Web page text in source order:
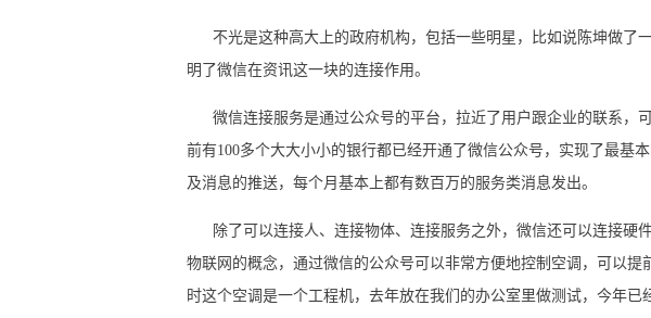
不光是这种高大上的政府机构，包括一些明星，比如说陈坤做了
明了微信在资讯这一块的连接作用。
微信连接服务是通过公众号的平台，拉近了用户跟企业的联系，
前有100多个大大小小的银行都已经开通了微信公众号，实现了最基
及消息的推送，每个月基本上都有数百万的服务类消息发出。
除了可以连接人、连接物体、连接服务之外，微信还可以连接硬
物联网的概念，通过微信的公众号可以非常方便地控制空调，可以提
时这个空调是一个工程机，去年放在我们的办公室里做测试，今年已